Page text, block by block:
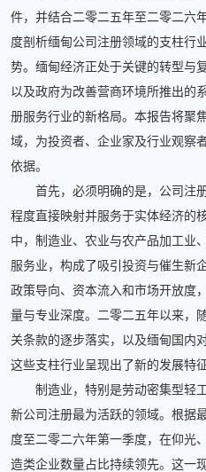
件，并结合二零二五年至二零二六
度剖析缅甸公司注册领域的支柱行
势。缅甸经济正处于关键的转型与
以及政府为改善营商环境所推出的
册服务行业的新格局。本报告将聚
域，为投资者、企业家及行业观察
依据。
首先，必须明确的是，公司注册
程度直接映射并服务于实体经济的
中，制造业、农业与农产品加工业
服务业，构成了吸引投资与催生新
政策导向、资本流入和市场开放度
量与专业深度。二零二五年以来，
关条款的逐步落实，以及缅甸国内
这些支柱行业呈现出了新的发展特征
制造业，特别是劳动密集型轻工
新公司注册最为活跃的领域。根据
度至二零二六年第一季度，在仰光
造类企业数量占比持续领先。这一